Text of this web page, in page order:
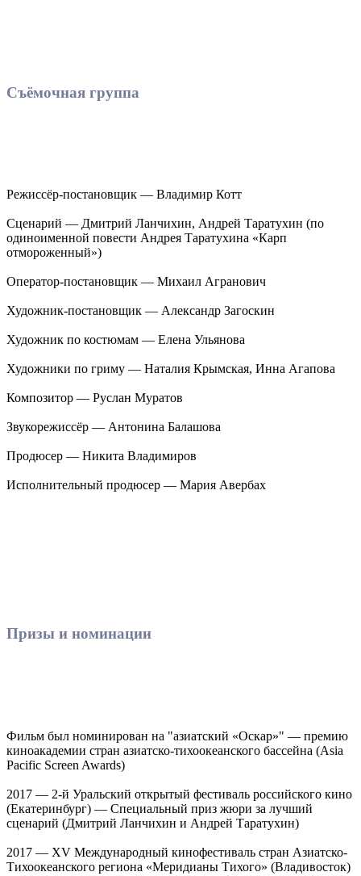
Съёмочная группа
Режиссёр-постановщик — Владимир Котт
Сценарий — Дмитрий Ланчихин, Андрей Таратухин (по
одиноименной повести Андрея Таратухина «Карп
отмороженный»)
Оператор-постановщик — Михаил Агранович
Художник-постановщик — Александр Загоскин
Художник по костюмам — Елена Ульянова
Художники по гриму — Наталия Крымская, Инна Агапова
Композитор — Руслан Муратов
Звукорежиссёр — Антонина Балашова
Продюсер — Никита Владимиров
Исполнительный продюсер — Мария Авербах
Призы и номинации
Фильм был номинирован на "азиатский «Оскар»" — премию
киноакадемии стран азиатско-тихоокеанского бассейна (Asia
Pacific Screen Awards)
2017 — 2-й Уральский открытый фестиваль российского кино
(Екатеринбург) — Специальный приз жюри за лучший
сценарий (Дмитрий Ланчихин и Андрей Таратухин)
2017 — XV Международный кинофестиваль стран Азиатско-
Тихоокеанского региона «Меридианы Тихого» (Владивосток)